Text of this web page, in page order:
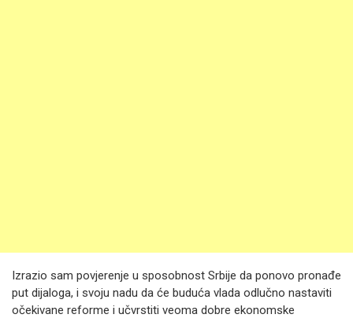
Izrazio sam povjerenje u sposobnost Srbije da ponovo pronađe
put dijaloga, i svoju nadu da će buduća vlada odlučno nastaviti
očekivane reforme i učvrstiti veoma dobre ekonomske